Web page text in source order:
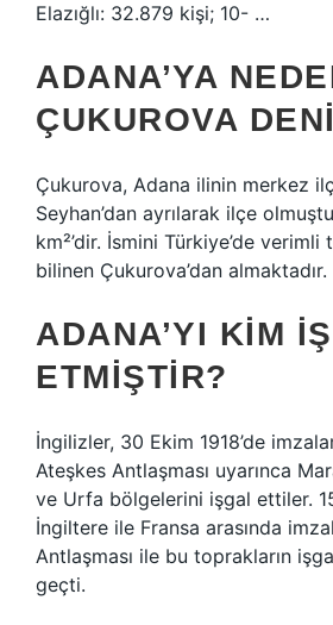
Elazığlı: 32.879 kişi; 10- …
ADANA’YA
ÇUKUROVA
Çukurova, Adana ilinin merkez
Seyhan’dan ayrılarak ilçe
km²’dir. İsmini Türkiye’de verimli
bilinen Çukurova’dan almaktadır.
ADANA’YI KIM
ETMIŞTIR?
İngilizler, 30 Ekim 1918’de
Ateşkes Antlaşması uyarınca
ve Urfa bölgelerini işgal ettiler.
İngiltere ile Fransa arasında
Antlaşması ile bu toprakların
geçti.